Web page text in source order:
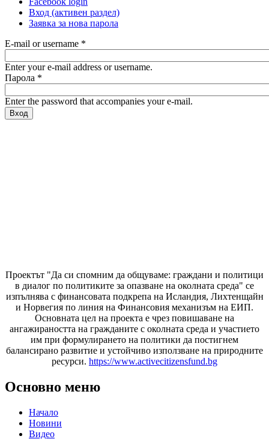
Вход (активен раздел)
Заявка за нова парола
E-mail or username *
Enter your e-mail address or username.
Парола *
Enter the password that accompanies your e-mail.
Проектът "Да си спомним да общуваме: граждани и политици
в диалог по политиките за опазване на околната среда" се
изпълнява с финансовата подкрепа на Исландия, Лихтенщайн
и Норвегия по линия на Финансовия механизъм на ЕИП.
Основната цел на проекта е чрез повишаване на
ангажираността на гражданите с околната среда и участието
им при формулирането на политики да постигнем
балансирано развитие и устойчиво използване на природните
ресурси. https://www.activecitizensfund.bg
Основно меню
Начало
Новини
Видео